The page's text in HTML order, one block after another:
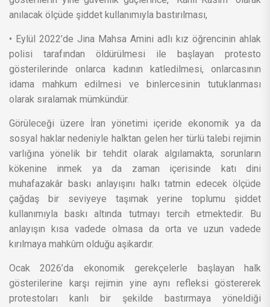
anılacak ölçüde şiddet kullanımıyla bastırılması,
• Eylül 2022’de Jina Mahsa Amini adlı kız öğrencinin ahlak
polisi tarafından öldürülmesi ile başlayan protesto
gösterilerinde onlarca kadının katledilmesi, onlarcasının
idama mahkum edilmesi ve binlercesinin tutuklanması
olarak sıralamak mümkündür.
Görüleceği üzere İran yönetimi içeride ekonomik ya da
sosyal haklar nedeniyle halktan gelen her türlü talebi rejimin
varlığına yönelik bir tehdit olarak algılamakta, sorunların
kökenine inmek ya da zaman içerisinde katı dini
muhafazakâr baskı anlayışını halkı tatmin edecek ölçüde
çağdaş bir seviyeye taşımak yerine toplumu şiddet
kullanımıyla baskı altında tutmayı tercih etmektedir. Bu
anlayışın kısa vadede olmasa da orta ve uzun vadede
kırılmaya mahkûm olduğu aşikardır.
Ocak 2026’da ekonomik gerekçelerle başlayan halk
gösterilerine karşı rejimin yine aynı refleksi göstererek
protestoları kanlı bir şekilde bastırmaya yöneldiği